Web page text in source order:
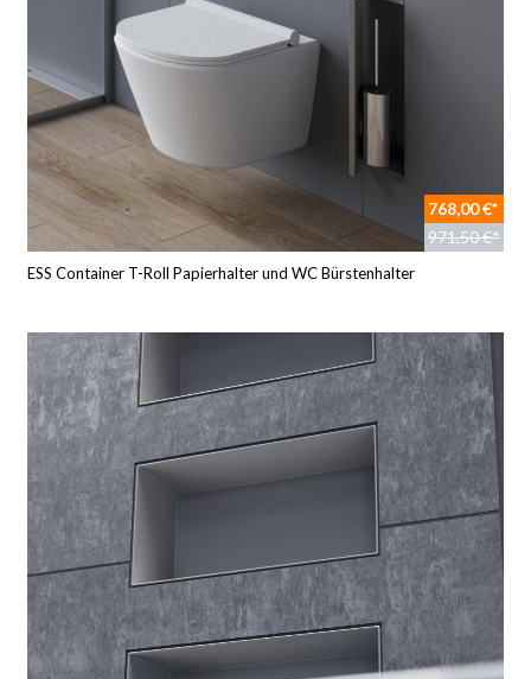
768,00 €*
971,50 €*
ESS Container T-Roll Papierhalter und WC Bürstenhalter